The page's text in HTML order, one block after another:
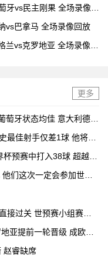
vs民主刚果 全场录像回
vs巴拿马 全场录像回放
兰vs克罗地亚 全场录像回
更多
萄牙状态均佳 意大利德国
最佳射手仅差1球 他将在
预赛中打入38球 超越梅
们这次一定会参加世界
接过关 世预赛小组赛即
亚提前一轮晋级 成欧洲
赵睿缺席